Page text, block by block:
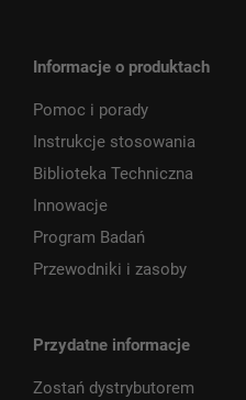
Informacje o produktach
Pomoc i porady
Instrukcje stosowania
Biblioteka Techniczna
Innowacje
Program Badań
Przewodniki i zasoby
Przydatne informacje
Zostań dystrybutorem